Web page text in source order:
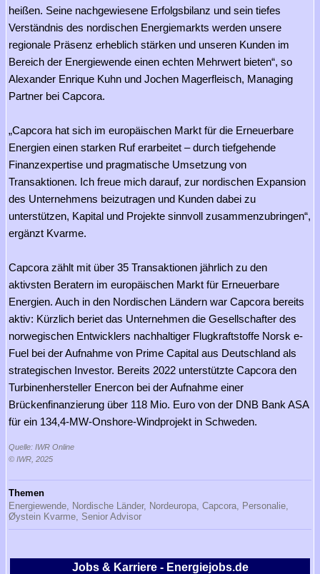
heißen. Seine nachgewiesene Erfolgsbilanz und sein tiefes
Verständnis des nordischen Energiemarkts werden unsere
regionale Präsenz erheblich stärken und unseren Kunden im
Bereich der Energiewende einen echten Mehrwert bieten“, so
Alexander Enrique Kuhn und Jochen Magerfleisch, Managing
Partner bei Capcora.
„Capcora hat sich im europäischen Markt für die Erneuerbare
Energien einen starken Ruf erarbeitet – durch tiefgehende
Finanzexpertise und pragmatische Umsetzung von
Transaktionen. Ich freue mich darauf, zur nordischen Expansion
des Unternehmens beizutragen und Kunden dabei zu
unterstützen, Kapital und Projekte sinnvoll zusammenzubringen“,
ergänzt Kvarme.
Capcora zählt mit über 35 Transaktionen jährlich zu den
aktivsten Beratern im europäischen Markt für Erneuerbare
Energien. Auch in den Nordischen Ländern war Capcora bereits
aktiv: Kürzlich beriet das Unternehmen die Gesellschafter des
norwegischen Entwicklers nachhaltiger Flugkraftstoffe Norsk e-
Fuel bei der Aufnahme von Prime Capital aus Deutschland als
strategischen Investor. Bereits 2022 unterstützte Capcora den
Turbinenhersteller Enercon bei der Aufnahme einer
Brückenfinanzierung über 118 Mio. Euro von der DNB Bank ASA
für ein 134,4-MW-Onshore-Windprojekt in Schweden.
Quelle: IWR Online
© IWR, 2025
Themen
Energiewende,
Nordische Länder, Nordeuropa, Capcora,
Personalie,
Øystein Kvarme, Senior Advisor
Jobs & Karriere - Energiejobs.de